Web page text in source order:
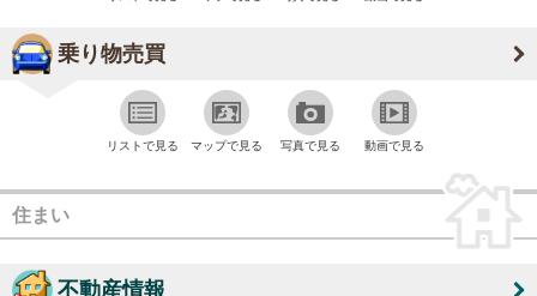
乗り物売買
リストで見る マップで見る 写真で見る 動画で見る
住まい
不動産情報